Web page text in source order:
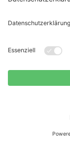
Jetzt
Ein neues Bad,
Wohnkomfort
verbessern
optisch
staatliche